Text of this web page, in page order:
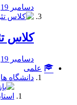
دسامبر 19, 2019
کلاس
دسامبر 19, 2019
علمی
دانشگاه ها